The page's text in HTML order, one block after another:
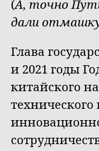
(А, точно
дали
Глава
и 2021 годы
китайского
технического